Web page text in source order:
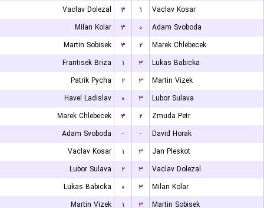
Vaclav Dolezal
۳ ۱
Vaclav Kosar
Milan Kolar
۳ ۰
Adam Svoboda
Martin Sobisek
۳ ۲
Marek Chlebecek
Frantisek Briza
۱ ۳
Lukas Babicka
Patrik Pycha
۲ ۳
Martin Vizek
Havel Ladislav
۰ ۳
Lubor Sulava
Marek Chlebecek
۳ ۲
Zmuda Petr
Adam Svoboda
- -
David Horak
Vaclav Kosar
۱ ۳
Jan Pleskot
Lubor Sulava
۲ ۳
Vaclav Dolezal
Lukas Babicka
۰ ۳
Milan Kolar
Martin Vizek
۱ ۳ Martin Sobisek